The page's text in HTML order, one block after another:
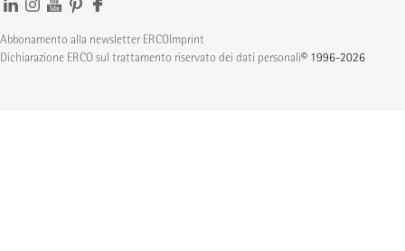
Abbonamento alla newsletter ERCOImprint
Dichiarazione ERCO sul trattamento riservato dei dati personali© 1996-2026